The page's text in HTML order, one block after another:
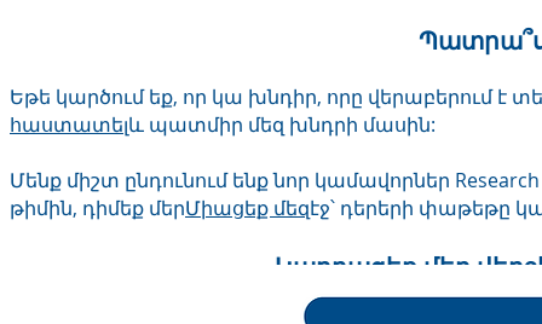
Եթե կարծում եք, որ կա խնդիր, որը վերաբերում է
հաստատելև պատմիր մեզ խնդրի մասին:
Մենք միշտ ընդունում ենք նոր կամավորներ
թիմին, դիմեք մերՄիացեք մեզէջ՝ դերերի փաթեթը
Կարդացեք մեր